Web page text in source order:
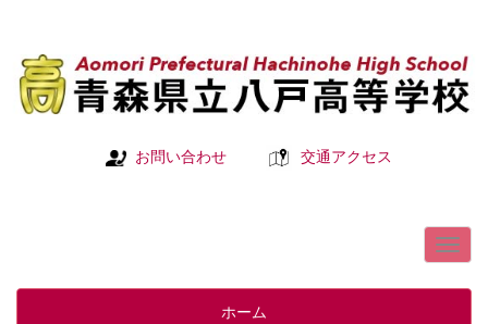
お問い合わせ 交通アクセス
ホーム